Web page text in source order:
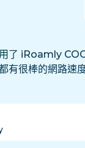
了 iRoamly
有很棒的網路速